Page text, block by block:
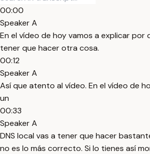
00:00
Speaker A
En el vídeo de hoy vamos a explicar por
tener que hacer otra cosa.
00:12
Speaker A
Así que atento al vídeo. En el vídeo de
un
00:33
Speaker A
DNS local vas a tener que hacer
no es lo más correcto. Si lo tienes así